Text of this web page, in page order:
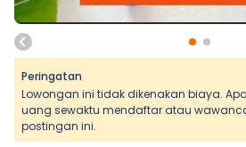
Peringatan
Lowongan ini tidak dikenakan biaya.
uang sewaktu mendaftar atau
postingan ini.